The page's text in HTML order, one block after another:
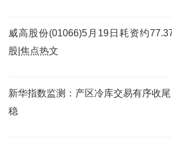
威高股份(01066)5月19日耗资约
股|焦点热文
新华指数监测：产区冷库交易有序收
稳